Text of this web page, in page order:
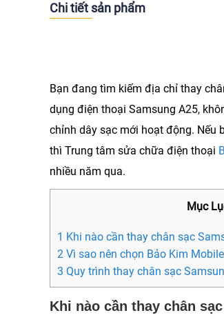
Chi tiết sản phẩm
Bạn đang tìm kiếm địa chỉ thay
dụng điện thoại Samsung A25,
chỉnh dây sạc mới hoạt động. Nếu
thì Trung tâm sửa chữa điện thoại
nhiều năm qua.
Mục
1 Khi nào cần thay chân sạc
2 Vì sao nên chọn Bảo Kim
3 Quy trình thay chân sạc
Khi nào cần thay chân